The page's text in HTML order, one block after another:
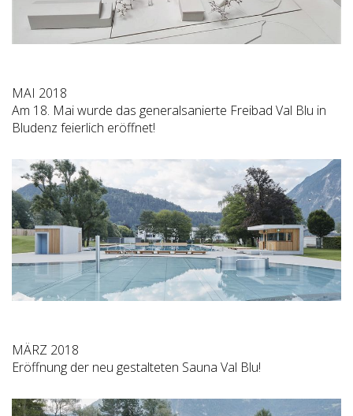
MAI 2018
Am 18. Mai wurde das generalsanierte Freibad Val Blu in
Bludenz feierlich eröffnet!
MÄRZ 2018
Eröffnung der neu gestalteten Sauna Val Blu!